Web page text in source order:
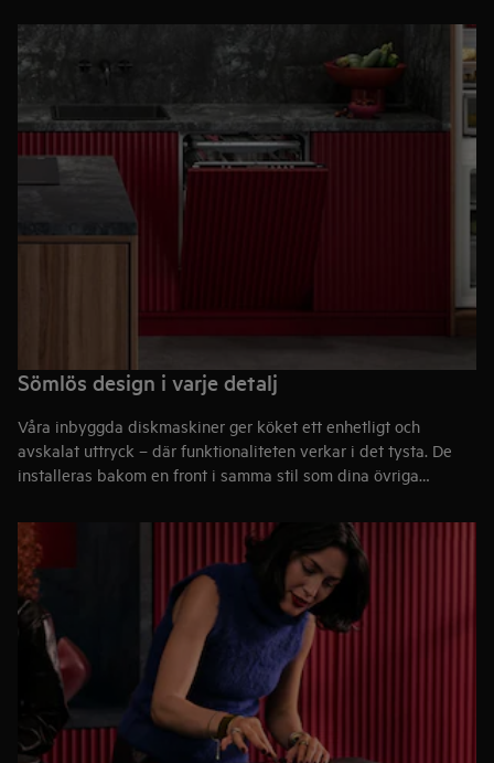
Sömlös design i varje detalj
Våra inbyggda diskmaskiner ger köket ett enhetligt och
avskalat uttryck – där funktionaliteten verkar i det tysta. De
installeras bakom en front i samma stil som dina övriga
kombinera praktiska lösningar med en genomtänkt och sömlös
köksdesign.